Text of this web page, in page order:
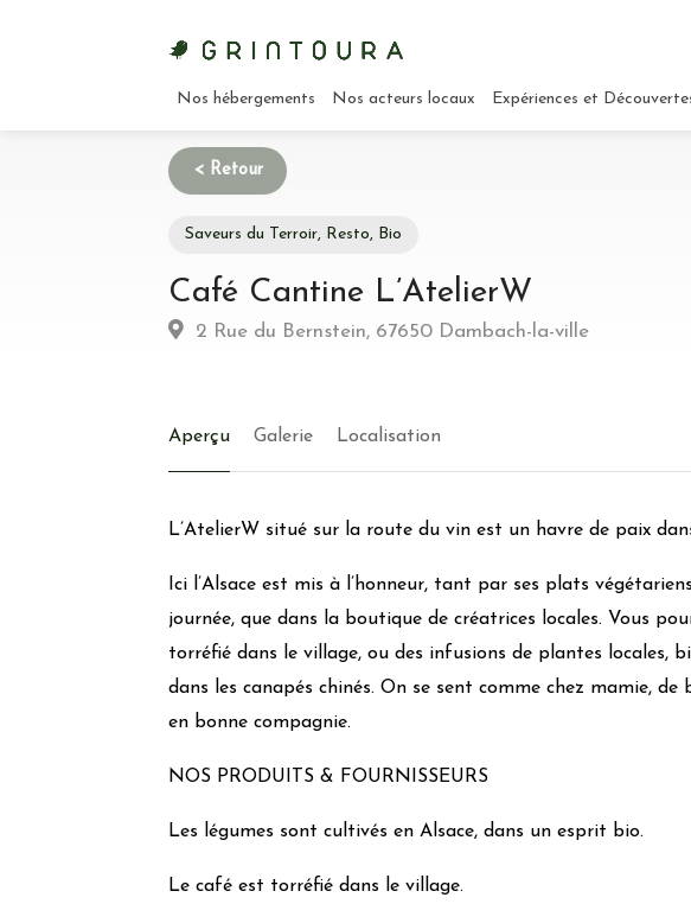
Nos hébergements Nos acteurs locaux Expériences et
Saveurs du Terroir, Resto, Bio
Café Cantine L’AtelierW
2 Rue du Bernstein, 67650 Dambach-la-ville
Aperçu Galerie Localisation
L’AtelierW situé sur la route du vin est un havre de paix
Ici l’Alsace est mis à l’honneur, tant par ses plats
journée, que dans la boutique de créatrices locales. Vous
torréfié dans le village, ou des infusions de plantes locales,
dans les canapés chinés. On se sent comme chez mamie,
en bonne compagnie.
NOS PRODUITS & FOURNISSEURS
Les légumes sont cultivés en Alsace, dans un esprit bio.
Le café est torréfié dans le village.